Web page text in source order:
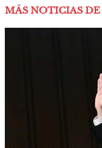
MÁS NOTICIAS